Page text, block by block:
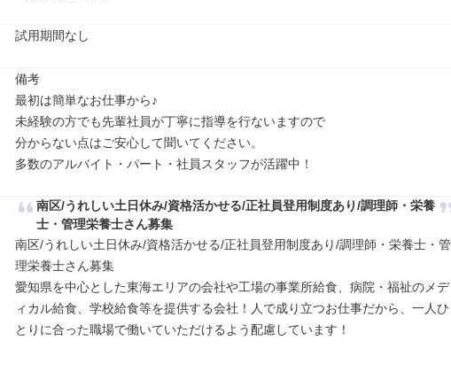
試用期間なし
備考
最初は簡単なお仕事から♪
未経験の方でも先輩社員が丁寧に指導を行ないますので
分からない点はご安心して聞いてください。
多数のアルバイト・パート・社員スタッフが活躍中！
南区/うれしい土日休み/資格活かせる/正社員登用制度あり/調理師・栄養
士・管理栄養士さん募集
南区/うれしい土日休み/資格活かせる/正社員登用制度あり/調理師・栄養士・管
理栄養士さん募集
愛知県を中心とした東海エリアの会社や工場の事業所給食、病院・福祉のメデ
ィカル給食、学校給食等を提供する会社！人で成り立つお仕事だから、一人ひ
とりに合った職場で働いていただけるよう配慮しています！